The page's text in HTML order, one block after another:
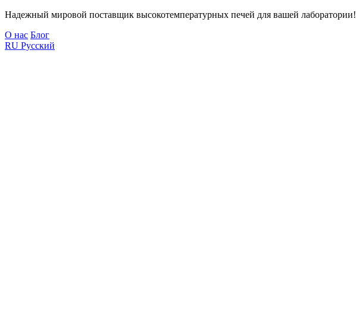
Надежный мировой поставщик высокотемпературных печей для вашей лаборатории!
О нас Блог
RU Русский